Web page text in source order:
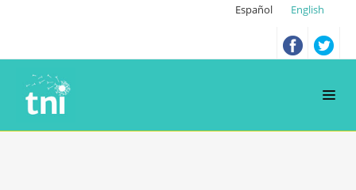
Español English